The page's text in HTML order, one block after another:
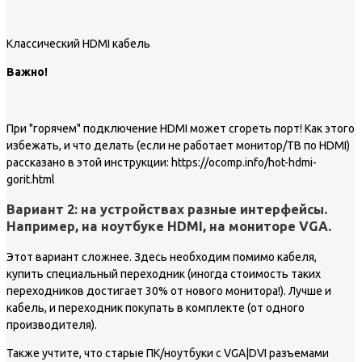
Классический HDMI кабель
Важно!
При "горячем" подключение HDMI может сгореть порт! Как этого
избежать, и что делать (если не работает монитор/ТВ по HDMI)
рассказано в этой инструкции: https://ocomp.info/hot-hdmi-
gorit.html
Вариант 2: на устройствах разные интерфейсы.
Например, на ноутбуке HDMI, на мониторе VGA.
Этот вариант сложнее. Здесь необходим помимо кабеля,
купить специальный переходник (иногда стоимость таких
переходников достигает 30% от нового монитора!). Лучше и
кабель, и переходник покупать в комплекте (от одного
производителя).
Также учтите, что старые ПК/ноутбуки с VGA|DVI разъемами